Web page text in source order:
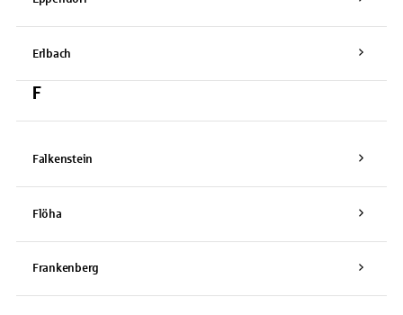
Erlbach
F
Falkenstein
Flöha
Frankenberg